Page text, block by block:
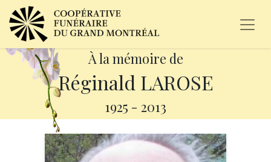
À la mémoire de
Réginald LAROSE
1925 - 2013